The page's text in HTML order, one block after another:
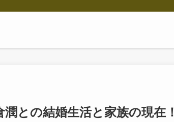
との結婚生活と家族の現在！